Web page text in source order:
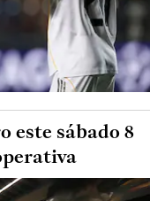
este sábado 8